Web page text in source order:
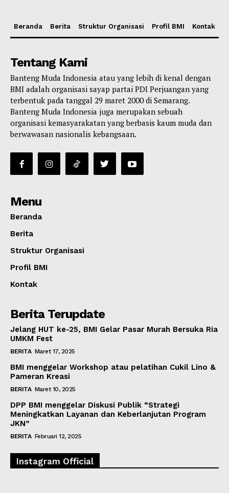
Beranda Berita Struktur Organisasi Profil BMI Kontak
Tentang Kami
Banteng Muda Indonesia atau yang lebih di kenal dengan
BMI adalah organisasi sayap partai PDI Perjuangan yang
terbentuk pada tanggal 29 maret 2000 di Semarang.
Banteng Muda Indonesia juga merupakan sebuah
organisasi kemasyarakatan yang berbasis kaum muda dan
berwawasan nasionalis kebangsaan.
Menu
Beranda
Berita
Struktur Organisasi
Profil BMI
Kontak
Berita Terupdate
Jelang HUT ke-25, BMI Gelar Pasar Murah Bersuka Ria
UMKM Fest
BERITA Maret 17, 2025
BMI menggelar Workshop atau pelatihan Cukil Lino &
Pameran Kreasi
BERITA Maret 10, 2025
DPP BMI menggelar Diskusi Publik “Strategi
Meningkatkan Layanan dan Keberlanjutan Program
JKN”
BERITA Februari 12, 2025
Instagram Official